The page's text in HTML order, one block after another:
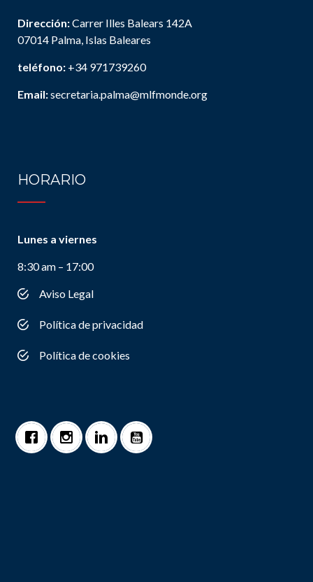
Dirección:Carrer Illes Balears 142A
07014 Palma, Islas Baleares
teléfono: +34 971739260
Email:secretaria.palma@mlfmonde.org
HORARIO
Lunes a viernes
8:30 am – 17:00
Aviso Legal
Política de privacidad
Política de cookies